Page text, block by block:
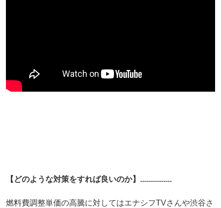
【どのような対策をすれば良いのか】................
燃料費調整単価の高騰に対してはエナシフTVさんや渋谷さ